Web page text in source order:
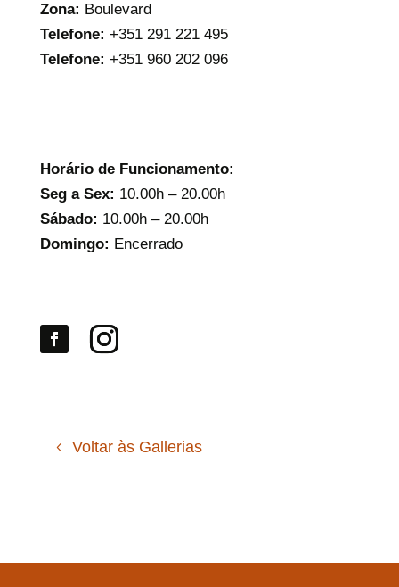
Zona: Boulevard
Telefone: +351 291 221 495
Telefone: +351 960 202 096
Horário de Funcionamento:
Seg a Sex: 10.00h – 20.00h
Sábado: 10.00h – 20.00h
Domingo: Encerrado
Voltar às Gallerias